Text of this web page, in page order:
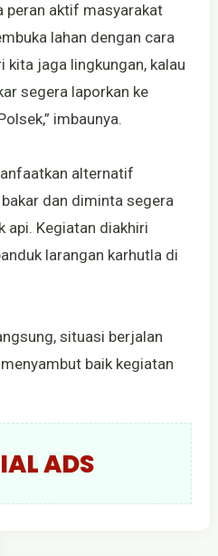
peran aktif masyarakat
lahan dengan cara
kita jaga lingkungan, kalau
segera laporkan ke
imbaunya.
alternatif
dan diminta segera
api. Kegiatan diakhiri
larangan karhutla di
situasi berjalan
baik kegiatan
ADS